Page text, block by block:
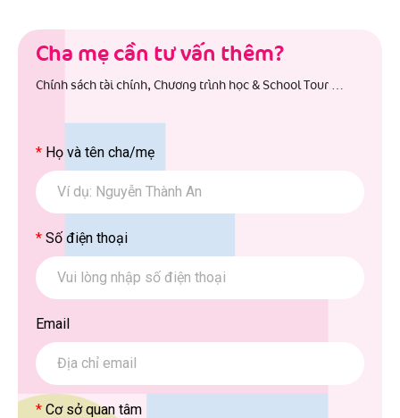
Cha mẹ cần tư vấn thêm?
Chính sách tài chính, Chương trình học & School Tour …
* Họ và tên cha/mẹ
* Số điện thoại
Email
* Cơ sở quan tâm